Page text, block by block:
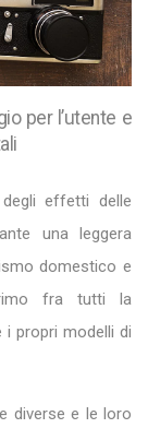
per l’utente e
effetti delle
una leggera
domestico e
fra tutti la
i propri modelli di
diverse e le loro